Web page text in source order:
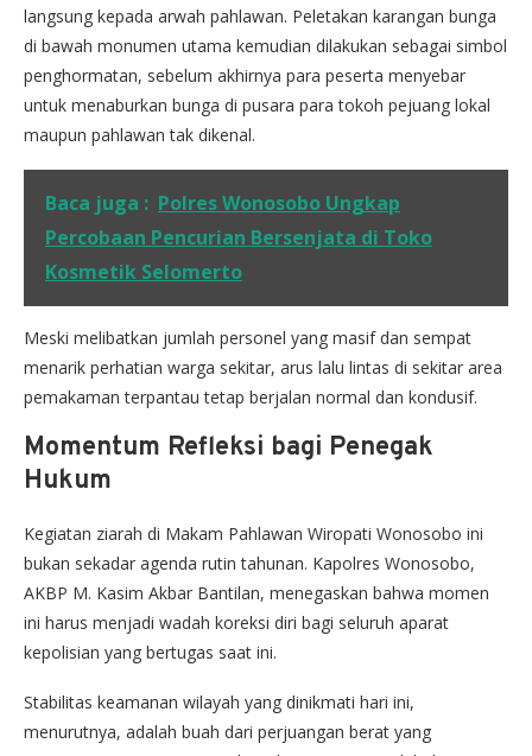
langsung kepada arwah pahlawan. Peletakan karangan bunga
di bawah monumen utama kemudian dilakukan sebagai simbol
penghormatan, sebelum akhirnya para peserta menyebar
untuk menaburkan bunga di pusara para tokoh pejuang lokal
maupun pahlawan tak dikenal.
Baca juga : Polres Wonosobo Ungkap
Percobaan Pencurian Bersenjata di Toko
Kosmetik Selomerto
Meski melibatkan jumlah personel yang masif dan sempat
menarik perhatian warga sekitar, arus lalu lintas di sekitar area
pemakaman terpantau tetap berjalan normal dan kondusif.
Momentum Refleksi bagi Penegak
Hukum
Kegiatan ziarah di Makam Pahlawan Wiropati Wonosobo ini
bukan sekadar agenda rutin tahunan. Kapolres Wonosobo,
AKBP M. Kasim Akbar Bantilan, menegaskan bahwa momen
ini harus menjadi wadah koreksi diri bagi seluruh aparat
kepolisian yang bertugas saat ini.
Stabilitas keamanan wilayah yang dinikmati hari ini,
menurutnya, adalah buah dari perjuangan berat yang